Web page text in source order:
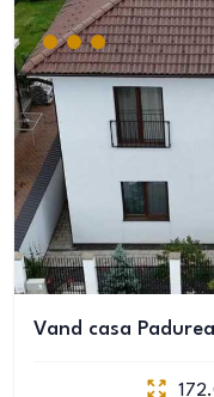
Vand casa